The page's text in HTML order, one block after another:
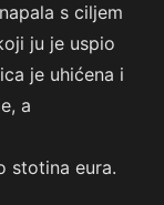
s ciljem
ju je uspio
je uhićena i
a
stotina eura.